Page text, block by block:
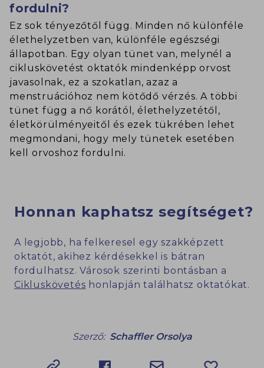
fordulni?
Ez sok tényezőtől függ. Minden nő különféle
élethelyzetben van, különféle egészségi
állapotban. Egy olyan tünet van, melynél a
cikluskövetést oktatók mindenképp orvost
javasolnak, ez a szokatlan, azaz a
menstruációhoz nem kötődő vérzés. A többi
tünet függ a nő korától, élethelyzetétől,
életkörülményeitől és ezek tükrében lehet
megmondani, hogy mely tünetek esetében
kell orvoshoz fordulni.
Honnan kaphatsz segítséget?
A legjobb, ha felkeresel egy szakképzett
oktatót, akihez kérdésekkel is bátran
fordulhatsz. Városok szerinti bontásban a
Cikluskövetés honlapján találhatsz oktatókat.
Szerző: Schaffler Orsolya